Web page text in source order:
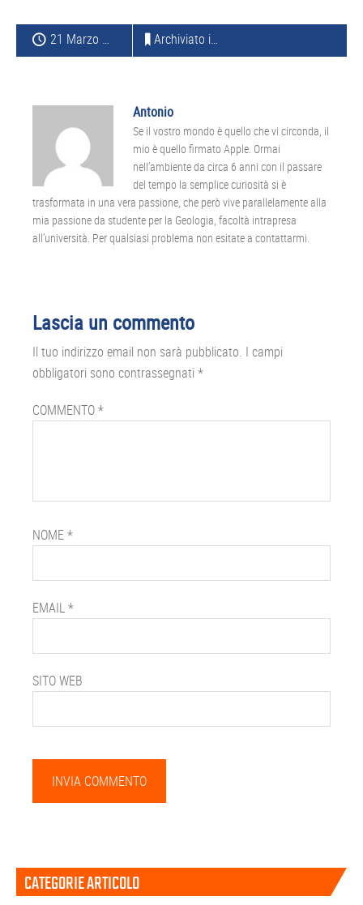
21 Marzo 2013 Archiviato in:
Antonio
Se il vostro mondo è quello che vi circonda, il
mio è quello firmato Apple. Ormai
nell’ambiente da circa 6 anni con il passare
del tempo la semplice curiosità si è
trasformata in una vera passione, che però vive parallelamente alla
mia passione da studente per la Geologia, facoltà intrapresa
all’università. Per qualsiasi problema non esitate a contattarmi.
Interazioni
del
lettore
Lascia un commento
Il tuo indirizzo email non sarà pubblicato. I campi
obbligatori sono contrassegnati *
COMMENTO*
NOME*
EMAIL*
SITO WEB
Barra
laterale
CATEGORIE ARTICOLO